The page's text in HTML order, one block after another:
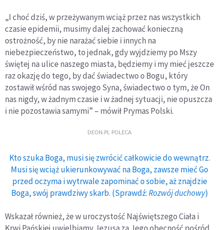
„I choć dziś, w przeżywanym wciąż przez nas wszystkich
czasie epidemii, musimy dalej zachować konieczną
ostrożność, by nie narażać siebie i innych na
niebezpieczeństwo, to jednak, gdy wyjdziemy po Mszy
świętej na ulice naszego miasta, będziemy i my mieć jeszcze
raz okazję do tego, by dać świadectwo o Bogu, który
zostawił wśród nas swojego Syna, świadectwo o tym, że On
nas nigdy, w żadnym czasie i w żadnej sytuacji, nie opuszcza
i nie pozostawia samymi” – mówił Prymas Polski.
DEON.PL POLECA
Kto szuka Boga, musi się zwrócić całkowicie do wewnątrz.
Musi się wciąż ukierunkowywać na Boga, zawsze mieć Go
przed oczyma i wytrwale zapominać o sobie, aż znajdzie
Boga, swój prawdziwy skarb. (Sprawdź:Rozwój duchowy)
Wskazał również, że w uroczystość Najświętszego Ciała i